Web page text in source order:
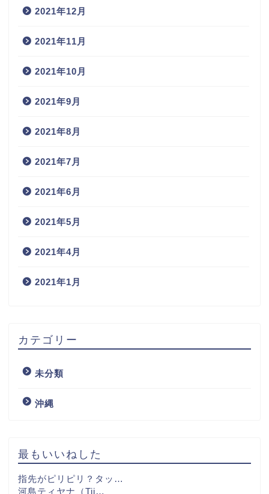
2021年12月
2021年11月
2021年10月
2021年9月
2021年8月
2021年7月
2021年6月
2021年5月
2021年4月
2021年1月
カテゴリー
未分類
沖縄
最もいいねした
指先がピリピリ？タッ…
河島ティヤナ（Tij…